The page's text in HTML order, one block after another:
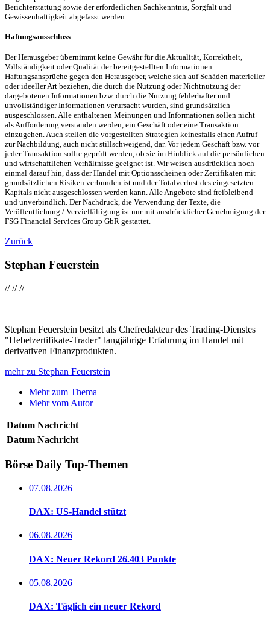
Berichterstattung sowie der erforderlichen Sachkenntnis, Sorgfalt und
Gewissenhaftigkeit abgefasst werden.
Haftungsausschluss
Der Herausgeber übernimmt keine Gewähr für die Aktualität, Korrektheit,
Vollständigkeit oder Qualität der bereitgestellten Informationen.
Haftungsansprüche gegen den Herausgeber, welche sich auf Schäden materieller
oder ideeller Art beziehen, die durch die Nutzung oder Nichtnutzung der
dargebotenen Informationen bzw. durch die Nutzung fehlerhafter und
unvollständiger Informationen verursacht wurden, sind grundsätzlich
ausgeschlossen. Alle enthaltenen Meinungen und Informationen sollen nicht
als Aufforderung verstanden werden, ein Geschäft oder eine Transaktion
einzugehen. Auch stellen die vorgestellten Strategien keinesfalls einen Aufruf
zur Nachbildung, auch nicht stillschweigend, dar. Vor jedem Geschäft bzw. vor
jeder Transaktion sollte geprüft werden, ob sie im Hinblick auf die persönlichen
und wirtschaftlichen Verhältnisse geeignet ist. Wir weisen ausdrücklich noch
einmal darauf hin, dass der Handel mit Optionsscheinen oder Zertifikaten mit
grundsätzlichen Risiken verbunden ist und der Totalverlust des eingesetzten
Kapitals nicht ausgeschlossen werden kann. Alle Angebote sind freibleibend
und unverbindlich. Der Nachdruck, die Verwendung der Texte, die
Veröffentlichung / Vervielfältigung ist nur mit ausdrücklicher Genehmigung der
FSG Financial Services Group GbR gestattet.
Zurück
Stephan Feuerstein
//////
Stephan Feuerstein besitzt als Chefredakteur des Trading-Dienstes
"Hebelzertifikate-Trader" langjährige Erfahrung im Handel mit
derivativen Finanzprodukten.
mehr zu Stephan Feuerstein
Mehr zum Thema
Mehr vom Autor
Datum Nachricht
Datum Nachricht
Börse Daily Top-Themen
07.08.2026
DAX: US-Handel stützt
06.08.2026
DAX: Neuer Rekord 26.403 Punkte
05.08.2026
DAX: Täglich ein neuer Rekord